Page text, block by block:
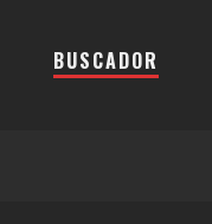
BUSCADOR